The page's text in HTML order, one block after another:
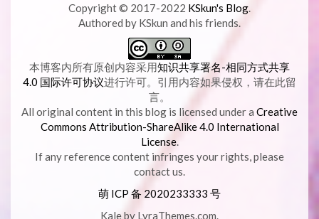
Copyright © 2017-2022 KSkun's Blog.
Authored by KSkun and his friends.
本博客内所有原创内容采用知识共享署名-相同方式共享
4.0 国际许可协议进行许可。引用内容如果侵权，请在此留
言。
All original content in this blog is licensed under a Creative
Commons Attribution-ShareAlike 4.0 International
License.
If any reference content infringes your rights, please
contact us.
萌 ICP 备 2020233333 号
Kaleby LyraThemes.com.